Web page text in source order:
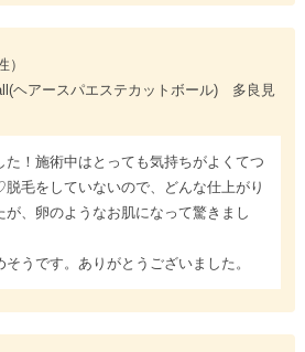
）
ヘアースパエステカットボール) 多良見
た！施術中はとっても気持ちがよくてつ
毛をしていないので、どんな仕上がり
が、卵のようなお肌になって驚きまし
うです。ありがとうございました。